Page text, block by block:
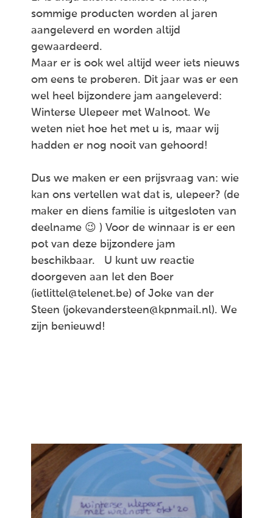
sommige producten worden al jaren
aangeleverd en worden altijd
gewaardeerd.
Maar er is ook wel altijd weer iets nieuws
om eens te proberen. Dit jaar was er een
wel heel bijzondere jam aangeleverd:
Winterse Ulepeer met Walnoot. We
weten niet hoe het met u is, maar wij
hadden er nog nooit van gehoord!
Dus we maken er een prijsvraag van: wie
kan ons vertellen wat dat is, ulepeer? (de
maker en diens familie is uitgesloten van
deelname 😉 ) Voor de winnaar is er een
pot van deze bijzondere jam
beschikbaar. U kunt uw reactie
doorgeven aan Iet den Boer
(ietlittel@telenet.be) of Joke van der
Steen (jokevandersteen@kpnmail.nl). We
zijn benieuwd!